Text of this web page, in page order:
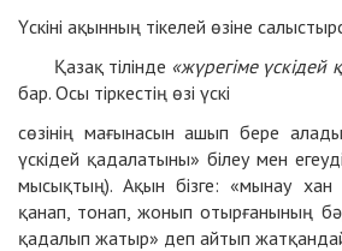
Үскіні ақынның тікелей өзіне
Қазақ тілінде «жүрегіме үскідей
бар. Осы тіркестің өзі үскі
сөзінің мағынасын ашып бере
үскідей қадалатыны» білеу мен
мысықтың). Ақын бізге: «мынау хан
қанап, тонап, жонып отырғанының
қадалып жатыр» деп айтып